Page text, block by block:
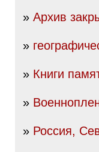
» Архив
»
» Книги
»
» Россия,